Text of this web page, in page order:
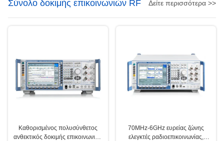
Σύνολο δοκιμής επικοινωνιών RF Δείτε περισσότερα >>
Καθορισμένος πολυσύνθετος
ανθεκτικός δοκιμής επικοινωνιών
70MHz-6GHz ευρείας ζώνης
ελεγκτές ραδιοεπικοινωνίας,